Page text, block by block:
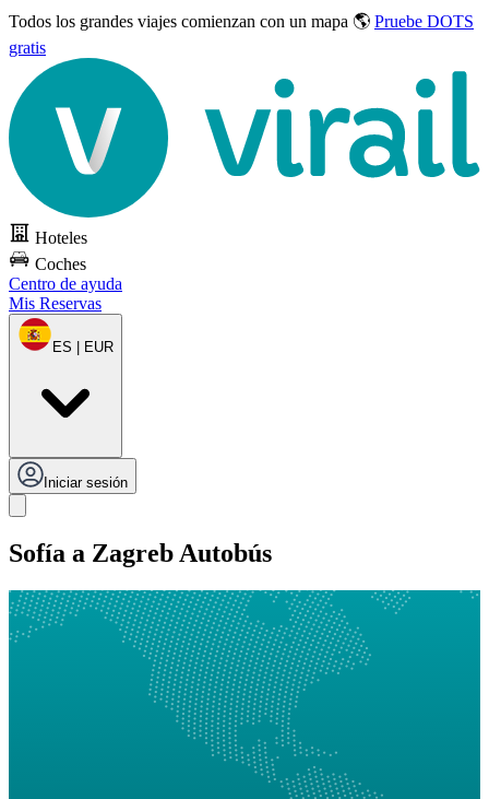
Todos los grandes viajes comienzan con un mapa 🌎 Pruebe DOTS
gratis
Hoteles
Coches
Centro de ayuda
Mis Reservas
ES | EUR
Iniciar sesión
Sofía a Zagreb Autobús